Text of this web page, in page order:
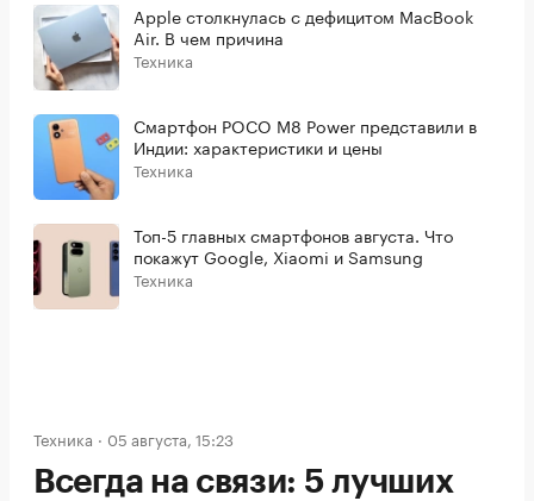
Apple столкнулась с дефицитом MacBook
Air. В чем причина
Техника
Смартфон POCO M8 Power представили в
Индии: характеристики и цены
Техника
Топ-5 главных смартфонов августа. Что
покажут Google, Xiaomi и Samsung
Техника
Техника 05 августа, 15:23
Всегда на связи: 5 лучших